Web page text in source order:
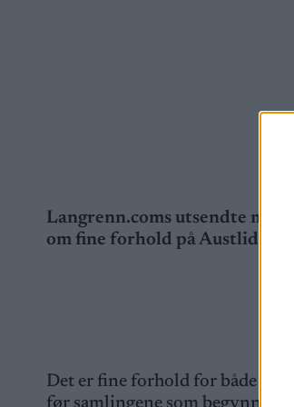
Langrenn.coms utsendte
om fine forhold på Austlid.
Det er fine forhold for både
før samlingene som begynner